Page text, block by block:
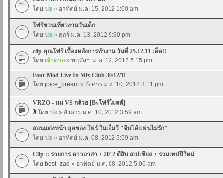
โดย ปอ » อาทิตย์ ม.ค. 15, 2012 1:00 am
โฟร์ชวนเที่ยวงานวันเด็ก
โดย ปอ » ศุกร์ ม.ค. 13, 2012 9:30 pm
clip คุณโฟร์ เบื้องหลังการทำงาน วันที่ 25.12.11 เด็ด!!
โดย เจ้าตาล » พฤหัสฯ. ม.ค. 12, 2012 5:15 pm
Four Mod Live In Mix Club 30/12/11
โดย joice_pream » อังคาร ม.ค. 10, 2012 3:11 pm
VRZO - นม VS กล้วย [Byโฟร์โมสต์]
โดย ปอ » อังคาร ม.ค. 10, 2012 3:59 am
สอนแต่งหน้า ลุคของ โฟร์ ในเอ็มวี "จีบได้แฟนไม่รัก"
โดย ปอ » อาทิตย์ ม.ค. 08, 2012 5:59 am
Clip :: รายการ ดาวอาสา + 2012 ตีสิบ สเปเชียล + รวมเทปปีใหม่
โดย best_zad » อาทิตย์ ม.ค. 08, 2012 5:06 am